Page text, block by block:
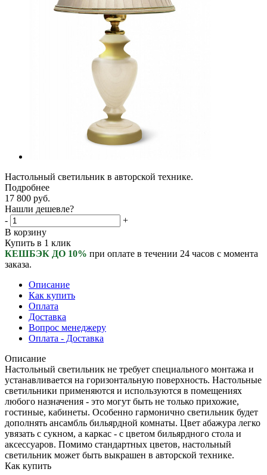
Настольный светильник в авторской технике.
Подробнее
17 800 руб.
Нашли дешевле?
-
+
В корзину
Купить в 1 клик
КЕШБЭК ДО 10% при оплате в течении 24 часов с момента
заказа.
Описание
Как купить
Оплата
Доставка
Вопрос менеджеру
Оплата - Доставка
Описание
Настольный светильник не требует специального монтажа и
устанавливается на горизонтальную поверхность. Настольные
светильники применяются и используются в помещениях
любого назначения - это могут быть не только прихожие,
гостиные, кабинеты. Особенно гармонично светильник будет
дополнять ансамбль бильярдной комнаты. Цвет абажура легко
увязать с сукном, а каркас - с цветом бильярдного стола и
аксессуаров. Помимо стандартных цветов, настольный
светильник может быть выкрашен в авторской технике.
Как купить